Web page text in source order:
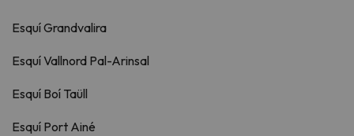
Esquí Grandvalira
Esquí Vallnord Pal-Arinsal
Esquí Boí Taüll
Esquí Port Ainé